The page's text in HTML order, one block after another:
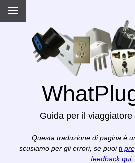
Guida per il viaggiatore
Questa traduzione di pagina è
scusiamo per gli errori, se puoi ti
feedback qui.